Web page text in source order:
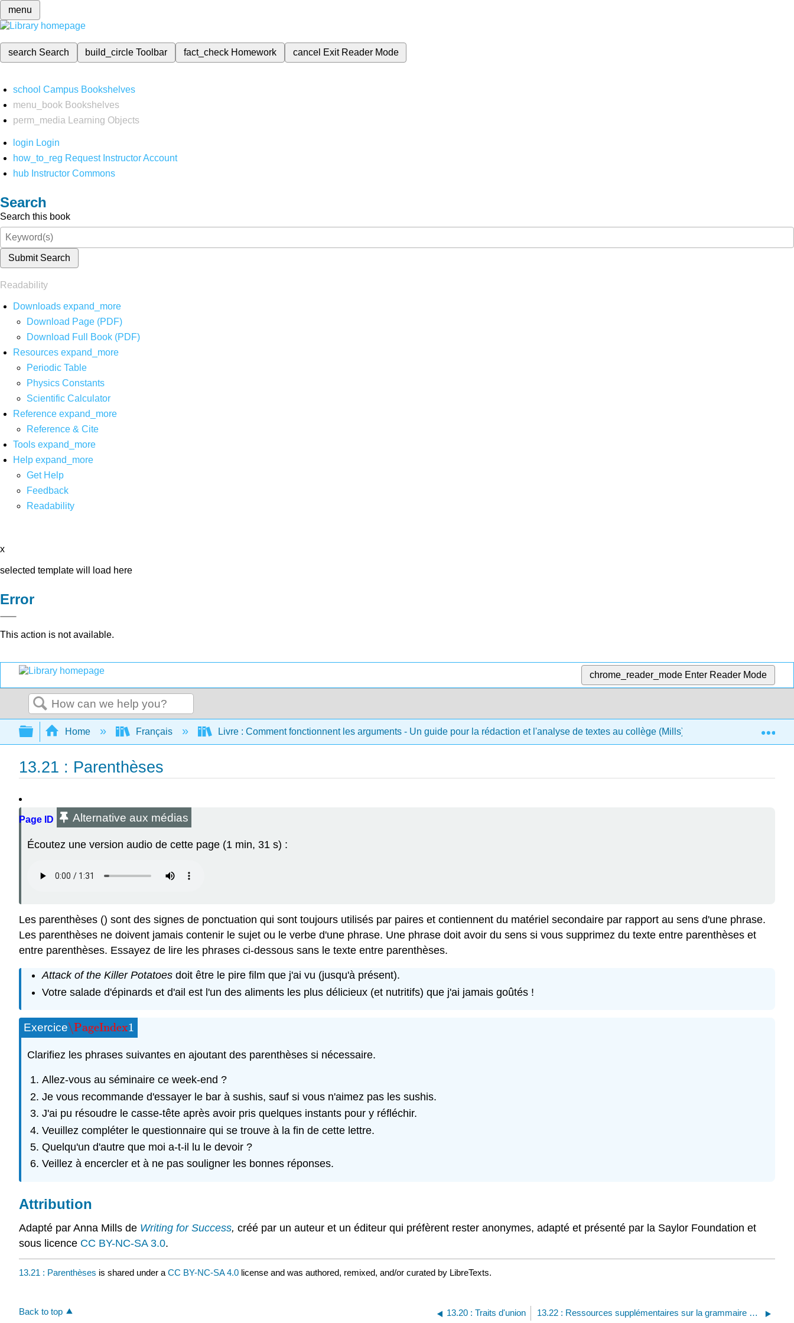
menu
search Search build_circleToolbar fact_check Homework cancel Exit Reader Mode
school Campus Bookshelves
menu_book Bookshelves
perm_media
Learning Objects
login Login
how_to_reg Request Instructor Account
hub Instructor Commons
Search
Search this book
Submit Search
Readability
Downloads expand_more
Download Page (PDF)
Download Full Book (PDF)
Resources expand_more
Periodic Table
Physics Constants
Scientific Calculator
Reference expand_more
Reference & Cite
Tools expand_more
Help expand_more
Get Help
Feedback
Readability
x
selected template will load here
Error
This action is not available.
chrome_reader_mode Enter Reader Mode
Search
Expand/collapse global hierarchy
Home Français Livre : Comment fonctionnent les arguments - Un guide pour la rédaction et l'analyse de textes au collège (Mills) 13 : Corriger
13.21 : Parenthèses
Page ID Alternative aux médias
Écoutez une version audio de cette page (1 min, 31 s) :
Les parenthèses () sont des signes de ponctuation qui sont toujours utilisés par paires et contiennent du matériel secondaire par rapport au sens d'une phrase.
Les parenthèses ne doivent jamais contenir le sujet ou le verbe d'une phrase. Une phrase doit avoir du sens si vous supprimez du texte entre parenthèses et
entre parenthèses. Essayez de lire les phrases ci-dessous sans le texte entre parenthèses.
Attack of the Killer Potatoesdoit être le pire film que j'ai vu (jusqu'à présent).
Votre salade d'épinards et d'ail est l'un des aliments les plus délicieux (et nutritifs) que j'ai jamais goûtés !
Exercice\PageIndex1
\PageIndex1
Clarifiez les phrases suivantes en ajoutant des parenthèses si nécessaire.
Allez-vous au séminaire ce week-end ?
Je vous recommande d'essayer le bar à sushis, sauf si vous n'aimez pas les sushis.
J'ai pu résoudre le casse-tête après avoir pris quelques instants pour y réfléchir.
Veuillez compléter le questionnaire qui se trouve à la fin de cette lettre.
Quelqu'un d'autre que moi a-t-il lu le devoir ?
Veillez à encercler et à ne pas souligner les bonnes réponses.
Attribution
Adapté par Anna Mills de Writing for Success, créé par un auteur et un éditeur qui préfèrent rester anonymes, adapté et présenté par la Saylor Foundation et
sous licence CC BY-NC-SA 3.0.
13.21 : Parenthèses is shared under a CC BY-NC-SA 4.0 license and was authored, remixed, and/or curated by LibreTexts.
Back to top 13.20 : Traits d'union 13.22 : Ressources supplémentaires sur la grammaire et la mécanique